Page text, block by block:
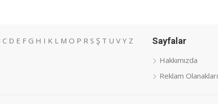
C D E F G H I K L M O P R S Ş T U V Y Z Sayfalar
Hakkımızda
Reklam Olanakları